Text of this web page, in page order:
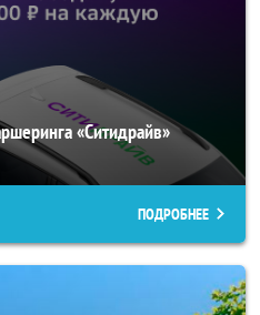
«Ситидрайв»
ПОДРОБНЕЕ